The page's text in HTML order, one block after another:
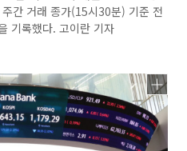
간 거래 종가(15시30분) 기준 전
기록했다. 고이란 기자